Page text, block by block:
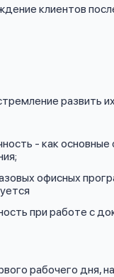
клиентов
развить
- как основные
офисных
при работе с
рабочего дня,